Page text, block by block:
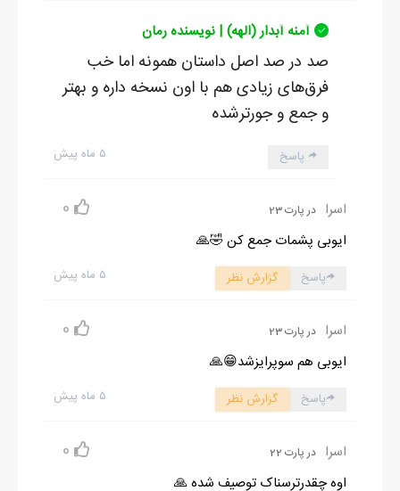
آمنه آبدار (الهه) | نویسنده رمان
صد در صد اصل داستان همونه اما خب
فرق‌های زیادی هم با اون نسخه داره و بهتر
و جمع و جورترشده
۵ ماه پیش پاسخ
اسرا در پارت 23 0
ایوبی پشمات جمع کن 🤣🙏
۵ ماه پیش پاسخ گزارش نظر
اسرا در پارت 23 0
ایوبی هم سوپرایزشد😁🙏
۵ ماه پیش پاسخ گزارش نظر
اسرا در پارت 22 0
اوه چقدرترسناک توصیف شده 🙏